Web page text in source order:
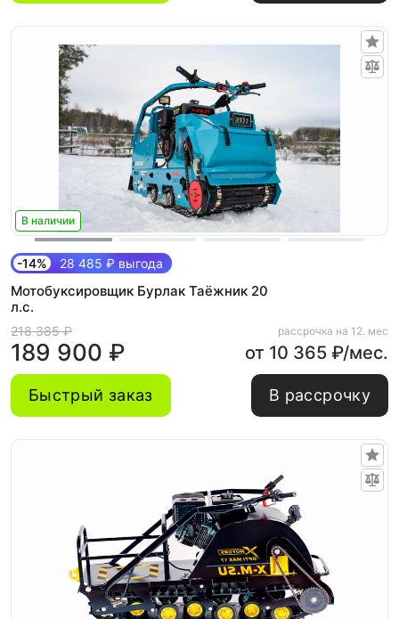
В наличии
-14% 28 485 ₽ выгода
Мотобуксировщик Бурлак Таёжник 20
л.с.
218 385 ₽
189 900 ₽
рассрочка на 12. мес
от 10 365 ₽/мес.
Быстрый заказ В рассрочку